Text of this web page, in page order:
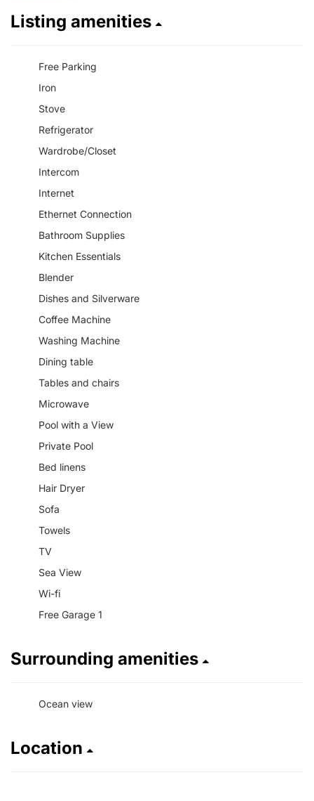
Listing amenities
Free Parking
Iron
Stove
Refrigerator
Wardrobe/Closet
Intercom
Internet
Ethernet Connection
Bathroom Supplies
Kitchen Essentials
Blender
Dishes and Silverware
Coffee Machine
Washing Machine
Dining table
Tables and chairs
Microwave
Pool with a View
Private Pool
Bed linens
Hair Dryer
Sofa
Towels
TV
Sea View
Wi-fi
Free Garage 1
Surrounding amenities
Ocean view
Location